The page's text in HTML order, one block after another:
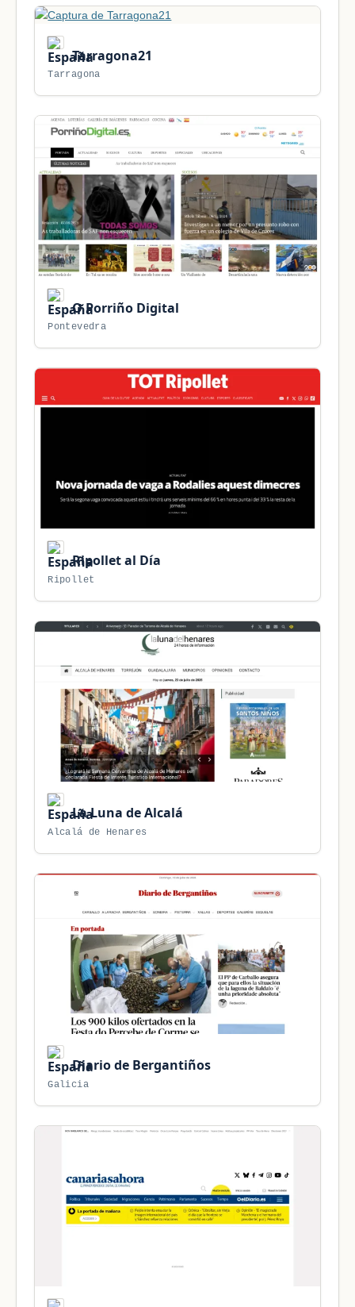
Tarragona21
Tarragona
O Porriño Digital
Pontevedra
Ripollet al Día
Ripollet
La Luna de Alcalá
Alcalá de Henares
Diario de Bergantiños
Galicia